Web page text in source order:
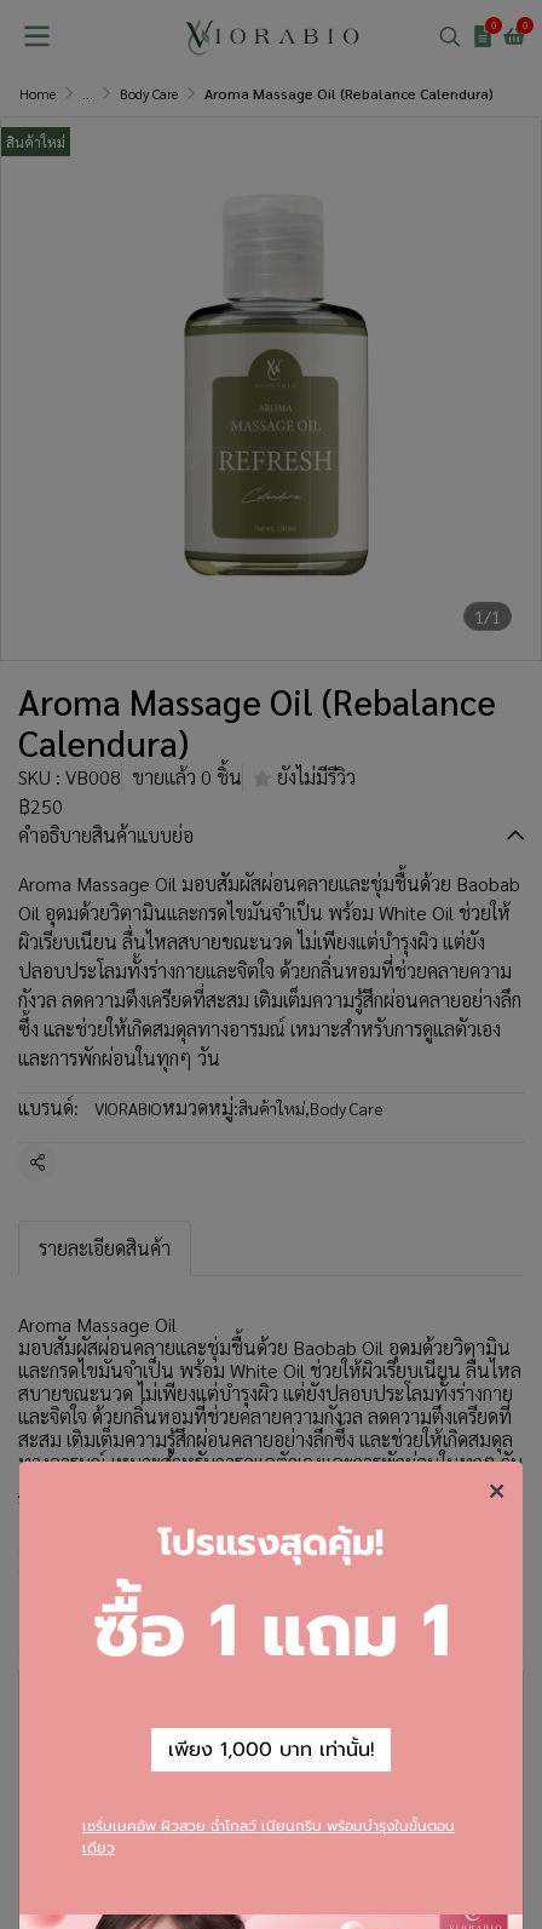
0 0
Home Body Care Aroma Massage Oil (Rebalance Calendura)
1/1
สินค้าใหม่
Aroma Massage Oil (Rebalance
Calendura)
SKU : VB008 ขายแล้ว 0 ชิ้น
ยังไม่มีรีวิว
฿250
คำอธิบายสินค้าแบบย่อ
Aroma Massage Oil มอบสัมผัสผ่อนคลายและชุ่มชื้นด้วย Baobab
Oil อุดมด้วยวิตามินและกรดไขมันจำเป็น พร้อม White Oil ช่วยให้
ผิวเรียบเนียน ลื่นไหลสบายขณะนวด ไม่เพียงแต่บำรุงผิว แต่ยัง
ปลอบประโลมทั้งร่างกายและจิตใจ ด้วยกลิ่นหอมที่ช่วยคลายความ
กังวล ลดความตึงเครียดที่สะสม เติมเต็มความรู้สึกผ่อนคลายอย่างลึก
ซึ้ง และช่วยให้เกิดสมดุลทางอารมณ์ เหมาะสำหรับการดูแลตัวเอง
และการพักผ่อนในทุกๆ วัน
แบรนด์:
VIORABIOหมวดหมู่:สินค้าใหม่,Body Care
แชร์
รายละเอียดสินค้า
Aroma Massage Oil
มอบสัมผัสผ่อนคลายและชุ่มชื้นด้วย Baobab Oil อุดมด้วยวิตามิน
และกรดไขมันจำเป็น พร้อม White Oil ช่วยให้ผิวเรียบเนียน ลื่นไหล
สบายขณะนวด ไม่เพียงแต่บำรุงผิว แต่ยังปลอบประโลมทั้งร่างกาย
และจิตใจ ด้วยกลิ่นหอมที่ช่วยคลายความกังวล ลดความตึงเครียดที่
สะสม เติมเต็มความรู้สึกผ่อนคลายอย่างลึกซึ้ง และช่วยให้เกิดสมดุล
ทางอารมณ์ เหมาะสำหรับการดูแลตัวเองและการพักผ่อนในทุกๆ วัน
วิธีใช้ : อุ่นออยล์ลงบนฝ่ามือแล้วนวดเพื่อผ่อนคลายและบำรุง
คำเตือน : ควรทดสอบก่อนใช้ หากเกิดอาการแพ้ ควรหยุดใช้ หรือ
ปรึกษาแพทย์
ยังไม่มีคะแนนและรีวิว เป็นคนแรกที่แสดงความคิดเห็น
โปรแรงสุดคุ้ม!
ซื้อ 1 แถม 1
เพียง 1,000 บาท เท่านั้น!
เซรั่มเมคอัพ ผิวสวย ฉ่ำโกลว์ เนียนกริบ พร้อมบำรุงในขั้นตอน
เดียว